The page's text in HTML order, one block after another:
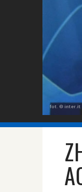
fot. © inter.it